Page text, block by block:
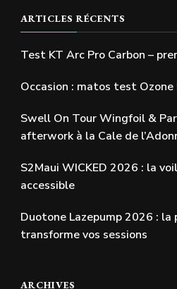
ARTICLES RÉCENTS
Test KT Arc Pro Carbon –
Occasion : matos test
Swell On Tour Wingfoil &
afterwork à la Cale de
S2Maui WICKED 2026 : la
accessible
Duotone Lazepump 2026 :
transforme vos sessions
ARCHIVES